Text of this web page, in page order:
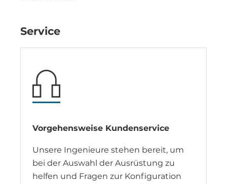
Service
Vorgehensweise Kundenservice
Unsere Ingenieure stehen bereit, um
bei der Auswahl der Ausrüstung zu
helfen und Fragen zur Konfiguration